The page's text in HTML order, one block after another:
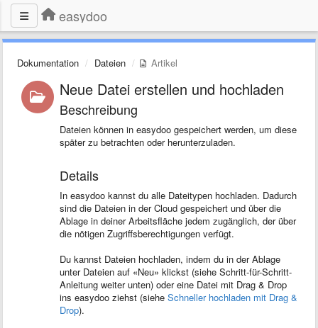
easydoo
Dokumentation Dateien Artikel
Neue Datei erstellen und hochladen
Beschreibung
Dateien können in easydoo gespeichert werden, um diese
später zu betrachten oder herunterzuladen.
Details
In easydoo kannst du alle Dateitypen hochladen. Dadurch
sind die Dateien in der Cloud gespeichert und über die
Ablage in deiner Arbeitsfläche jedem zugänglich, der über
die nötigen Zugriffsberechtigungen verfügt.
Du kannst Dateien hochladen, indem du in der Ablage
unter Dateien auf «Neu» klickst (siehe Schritt-für-Schritt-
Anleitung weiter unten) oder eine Datei mit Drag & Drop
ins easydoo ziehst (siehe Schneller hochladen mit Drag &
Drop).